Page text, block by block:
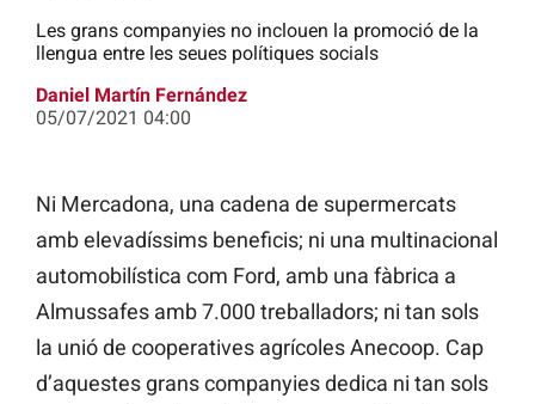
Les grans companyies no inclouen la promoció de la
llengua entre les seues polítiques socials
Daniel Martín Fernández
05/07/2021 04:00
Ni Mercadona, una cadena de supermercats
amb elevadíssims beneficis; ni una multinacional
automobilística com Ford, amb una fàbrica a
Almussafes amb 7.000 treballadors; ni tan sols
la unió de cooperatives agrícoles Anecoop. Cap
d’aquestes grans companyies dedica ni tan sols